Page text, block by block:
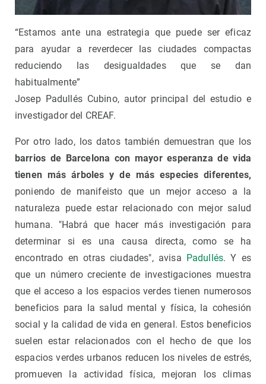
“Estamos ante una estrategia que puede ser eficaz
para ayudar a reverdecer las ciudades compactas
reduciendo las desigualdades que se dan
habitualmente”
Josep Padullés Cubino, autor principal del estudio e
investigador del CREAF.
Por otro lado, los datos también demuestran que los
barrios de Barcelona con mayor esperanza de vida
tienen más árboles y de más especies diferentes,
poniendo de manifeisto que un mejor acceso a la
naturaleza puede estar relacionado con mejor salud
humana. "Habrá que hacer más investigación para
determinar si es una causa directa, como se ha
encontrado en otras ciudades", avisa Padullés. Y es
que un número creciente de investigaciones muestra
que el acceso a los espacios verdes tienen numerosos
beneficios para la salud mental y física, la cohesión
social y la calidad de vida en general. Estos beneficios
suelen estar relacionados con el hecho de que los
espacios verdes urbanos reducen los niveles de estrés,
promueven la actividad física, mejoran los climas